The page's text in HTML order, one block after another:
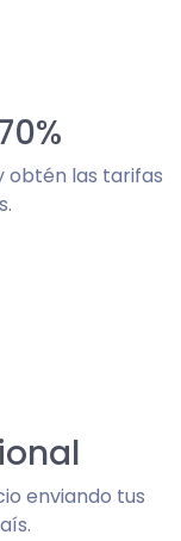
obtén las tarifas
enviando tus